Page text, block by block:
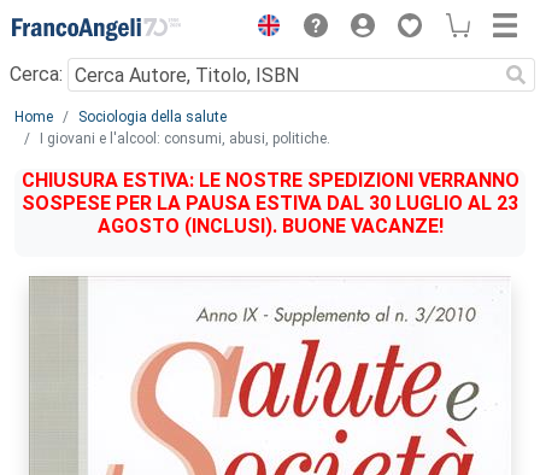
Menu
Cerca:
Main content
Home
Sociologia della salute
I giovani e l'alcool: consumi, abusi, politiche.
CHIUSURA ESTIVA: LE NOSTRE SPEDIZIONI VERRANNO
SOSPESE PER LA PAUSA ESTIVA DAL 30 LUGLIO AL 23
AGOSTO (INCLUSI). BUONE VACANZE!